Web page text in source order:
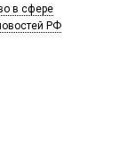
в сфере
РФ